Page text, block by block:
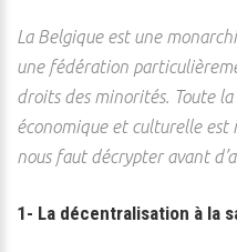
La Belgique est une
une fédération
droits des minorités. Toute
économique et culturelle est
nous faut décrypter avant
1- La décentralisation à la